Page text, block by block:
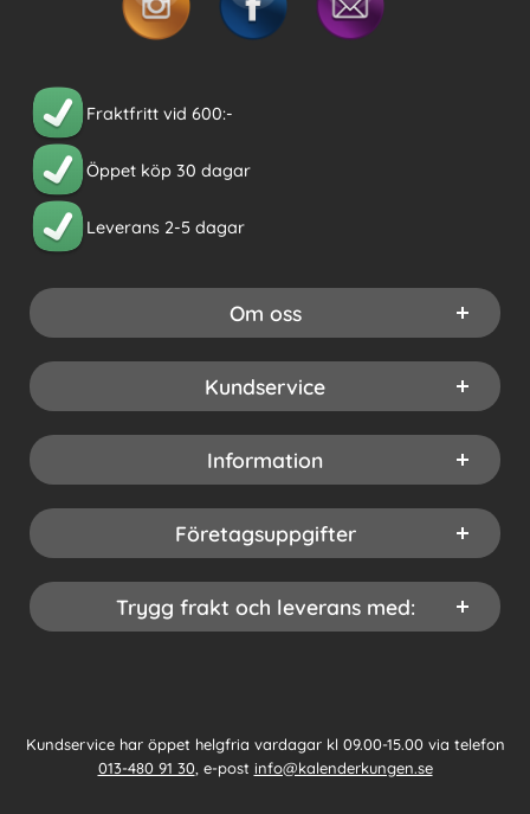
Fraktfritt vid 600:-
Öppet köp 30 dagar
Leverans 2-5 dagar
Om oss
Kundservice
Information
Företagsuppgifter
Trygg frakt och leverans med:
Kundservice har öppet helgfria vardagar kl 09.00-15.00 via telefon
013-480 91 30, e-post info@kalenderkungen.se